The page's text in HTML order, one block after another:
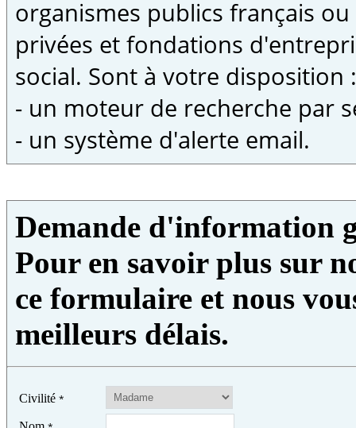
organismes publics français
privées et fondations
social. Sont à votre disposition :
- un moteur de recherche par
- un système d'alerte email.
Demande d'information
Pour en savoir plus sur
ce formulaire et nous
meilleurs délais.
Civilité *